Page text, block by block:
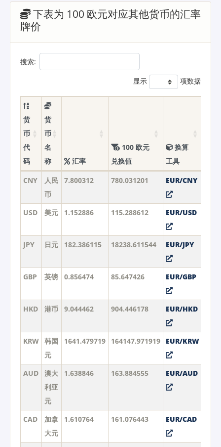
下表为 100 欧元对应其他货币的汇率
牌价
搜索:
显示 项数据
货
币
代
码
货
币
名
称
汇率
100 欧元
兑换值
换算
工具
CNY
人民
币
7.800312 780.031201 EUR/CNY
USD 美元 1.152886 115.288612 EUR/USD
JPY 日元 182.386115 18238.611544 EUR/JPY
GBP 英镑 0.856474 85.647426 EUR/GBP
HKD 港币 9.044462 904.446178 EUR/HKD
KRW 韩国
元
1641.479719 164147.971919 EUR/KRW
AUD
澳大
利亚
元
1.638846 163.884555 EUR/AUD
CAD
加拿
大元
1.610764 161.076443 EUR/CAD